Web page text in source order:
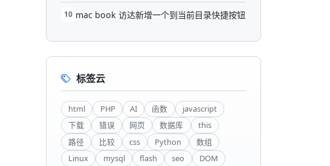
10 mac book 访达新增一个到当前目录快捷按钮
标签云
html PHP AI 函数
javascript
下载
错误 网页 数据库
this
路径
比较 css Python
数组
Linux
mysql flash seo DOM